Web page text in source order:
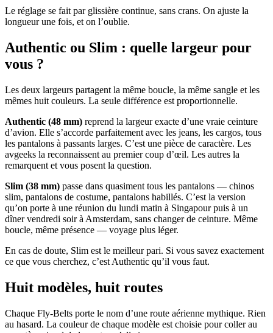
Le réglage se fait par glissière continue, sans crans. On ajuste la
longueur une fois, et on l’oublie.
Authentic ou Slim : quelle largeur pour
vous ?
Les deux largeurs partagent la même boucle, la même sangle et les
mêmes huit couleurs. La seule différence est proportionnelle.
Authentic (48 mm) reprend la largeur exacte d’une vraie ceinture
d’avion. Elle s’accorde parfaitement avec les jeans, les cargos, tous
les pantalons à passants larges. C’est une pièce de caractère. Les
avgeeks la reconnaissent au premier coup d’œil. Les autres la
remarquent et vous posent la question.
Slim (38 mm) passe dans quasiment tous les pantalons — chinos
slim, pantalons de costume, pantalons habillés. C’est la version
qu’on porte à une réunion du lundi matin à Singapour puis à un
dîner vendredi soir à Amsterdam, sans changer de ceinture. Même
boucle, même présence — voyage plus léger.
En cas de doute, Slim est le meilleur pari. Si vous savez exactement
ce que vous cherchez, c’est Authentic qu’il vous faut.
Huit modèles, huit routes
Chaque Fly-Belts porte le nom d’une route aérienne mythique. Rien
au hasard. La couleur de chaque modèle est choisie pour coller au